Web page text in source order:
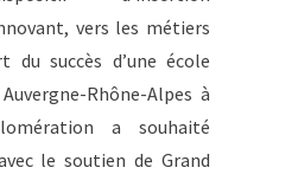
vers les métiers
du succès d’une école
Rhône-Alpes à
a souhaité
le soutien de Grand